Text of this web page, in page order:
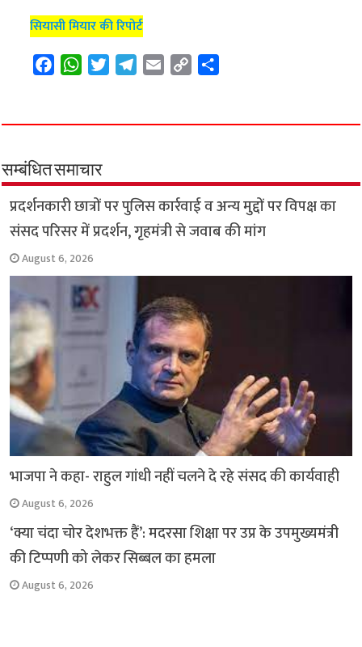
सियासी मियार की रिपोर्ट
e
o
o
k
W
t
A
p
p
t
r
e
a
m
i
y
n
k
r
सम्बंधित समाचार
प्रदर्शनकारी छात्रों पर पुलिस कार्रवाई व अन्य मुद्दों पर विपक्ष का
संसद परिसर में प्रदर्शन, गृहमंत्री से जवाब की मांग
August 6, 2026
भाजपा ने कहा- राहुल गांधी नहीं चलने दे रहे संसद की कार्यवाही
August 6, 2026
‘क्या चंदा चोर देशभक्त हैं’: मदरसा शिक्षा पर उप्र के उपमुख्यमंत्री
की टिप्पणी को लेकर सिब्बल का हमला
August 6, 2026